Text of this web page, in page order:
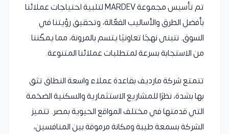
تم تأسيس مجموعة MARDEV لتلبية احتياجات عملائنا
بأفضل الطرق والأساليب الفعّالة، وتحقيق رؤيتنا في
السوق. نتبنى نهجًا تعاونيًا يتسم بالمرونة، مما يمكّننا
من الاستجابة بسرعة لمتطلبات عملائنا المتنوعة.
تتمتع شركة مارديف بقاعدة عملاء واسعة النطاق تثق
بها بشدة، نظرًا للمشاريع الاستثمارية والسكنية الضخمة
التي قدمتها في مختلف المواقع الحيوية بمصر. تتميز
الشركة بسمعة طيبة ومكانة مرموقة بين المنافسين،